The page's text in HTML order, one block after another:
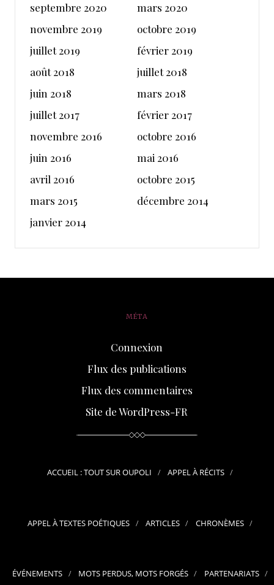
septembre 2020
mars 2020
novembre 2019
octobre 2019
juillet 2019
février 2019
août 2018
juillet 2018
juin 2018
mars 2018
juillet 2017
février 2017
novembre 2016
octobre 2016
juin 2016
mai 2016
avril 2016
octobre 2015
mars 2015
décembre 2014
janvier 2014
MÉTA
Connexion
Flux des publications
Flux des commentaires
Site de WordPress-FR
ACCUEIL : TOUT SUR OUPOLI APPEL À RÉCITS
APPEL À TEXTES POÉTIQUES ARTICLES CHRONÈMES
ÉVÉNEMENTS MOTS PERDUS, MOTS FORGÉS PARTENARIATS